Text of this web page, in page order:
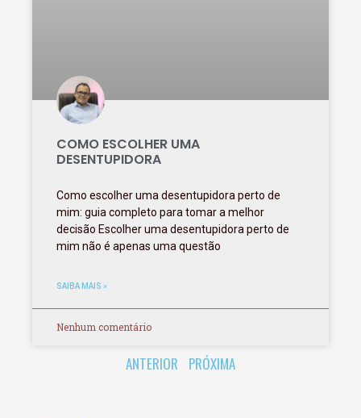
COMO ESCOLHER UMA
DESENTUPIDORA
Como escolher uma desentupidora perto de
mim: guia completo para tomar a melhor
decisão Escolher uma desentupidora perto de
mim não é apenas uma questão
SAIBA MAIS »
Nenhum comentário
ANTERIOR PRÓXIMA